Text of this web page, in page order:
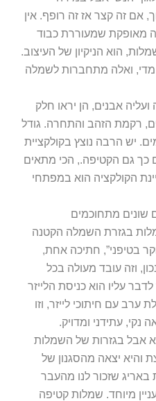
אם זה קצר אז זה רופף. אין
מאופקת שמעוררת כבוד
הוא הניקיון של העיצוב.
מדי, ואלה מתחברות לשמלה
אבנים, הן יראו חלק
רקמת הזהב והתחרה. גודל
יש הרבה נוצץ בקולקציית
כך גם הקטיפה., הכי מתאים
הקולקציה הוא במפתחי
שונים מתחוכמים
בגזרת השמלה הקטנה
בטיפני”, חתיכה אחת,
וזה עובד מעולה בכל
עליו הוא כניסת הלייזר
עם חיתוכי לייזר, וזו
נקי, עתידני ומדויק.
אבל בגזרות של השמלות
והיא יצאה מהסגנון של
שזכור לנו מהעבר
מיוחד. שמלות קטיפה